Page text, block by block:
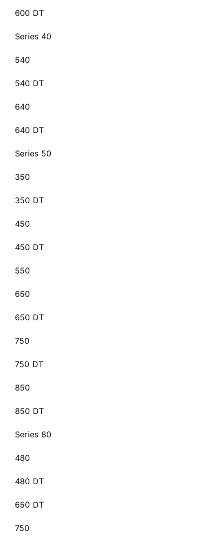
600 DT
Series 40
540
540 DT
640
640 DT
Series 50
350
350 DT
450
450 DT
550
650
650 DT
750
750 DT
850
850 DT
Series 80
480
480 DT
650 DT
750